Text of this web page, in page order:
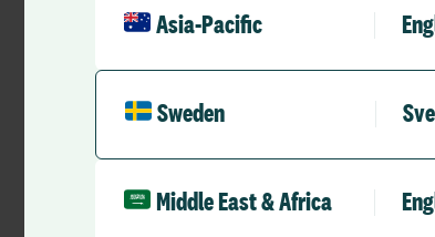
Asia-Pacific
Sweden
Middle East & Africa
Sweden
APAC